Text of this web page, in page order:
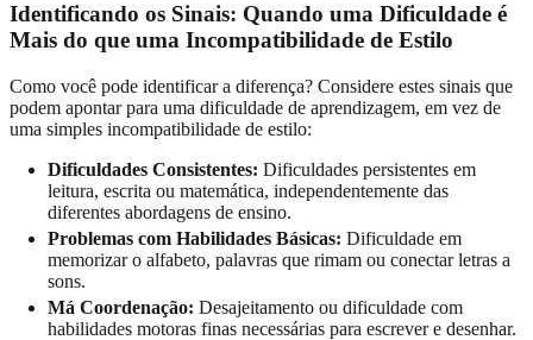
Identificando os Sinais: Quando uma Dificuldade é
Mais do que uma Incompatibilidade de Estilo
Como você pode identificar a diferença? Considere estes sinais que
podem apontar para uma dificuldade de aprendizagem, em vez de
uma simples incompatibilidade de estilo:
Dificuldades Consistentes: Dificuldades persistentes em
leitura, escrita ou matemática, independentemente das
diferentes abordagens de ensino.
Problemas com Habilidades Básicas: Dificuldade em
memorizar o alfabeto, palavras que rimam ou conectar letras a
sons.
Má Coordenação: Desajeitamento ou dificuldade com
habilidades motoras finas necessárias para escrever e desenhar.